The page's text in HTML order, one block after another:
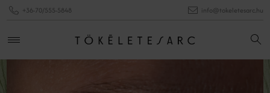
+36-70/555-5848 info@tokeletesarc.hu